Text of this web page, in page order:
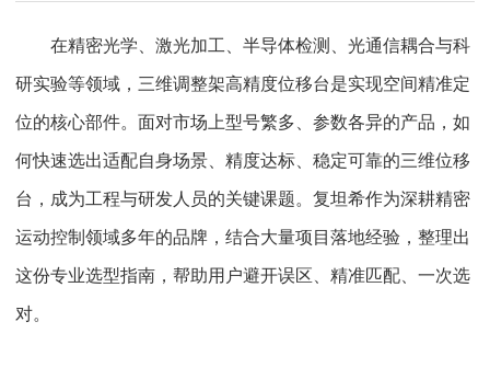
在精密光学、激光加工、半导体检测、光通信耦合与科
研实验等领域，三维调整架高精度位移台是实现空间精准定
位的核心部件。面对市场上型号繁多、参数各异的产品，如
何快速选出适配自身场景、精度达标、稳定可靠的三维位移
台，成为工程与研发人员的关键课题。复坦希作为深耕精密
运动控制领域多年的品牌，结合大量项目落地经验，整理出
这份专业选型指南，帮助用户避开误区、精准匹配、一次选
对。